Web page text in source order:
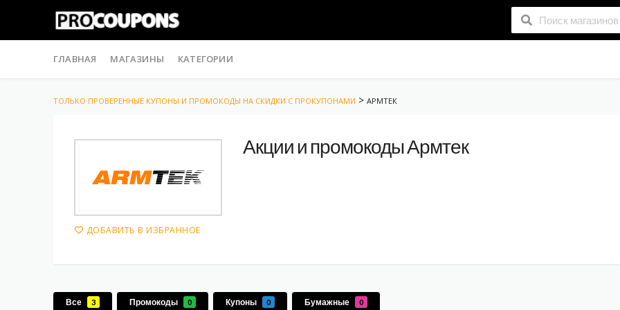
to
ГЛАВНАЯ МАГАЗИНЫ КАТЕГОРИИ
ТОЛЬКО ПРОВЕРЕННЫЕ КУПОНЫ И ПРОМОКОДЫ НА СКИДКИ С ПРОКУПОНАМИ > АРМТЕК
ДОБАВИТЬ В ИЗБРАННОЕ
Акции и промокоды Армтек
Все 3 Промокоды 0 Купоны 0 Бумажные 0